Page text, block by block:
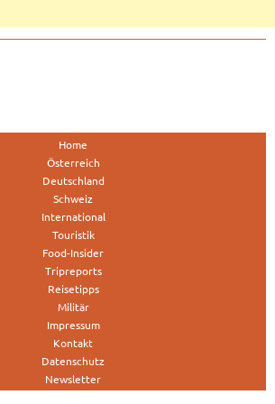
Home
Österreich
Deutschland
Schweiz
International
Touristik
Food-Insider
Tripreports
Reisetipps
Militär
Impressum
Kontakt
Datenschutz
Newsletter